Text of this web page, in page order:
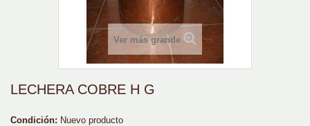
Ver más grande
LECHERA COBRE H G
Condición: Nuevo producto